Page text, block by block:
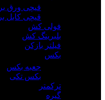
قیچی ورق بر
قیچی کابل بر
فولی کش
بلبرینگ کش
فیلتر بازکن
بکس
جعبه بکس
بکس تکی
ترکمتر
گیره